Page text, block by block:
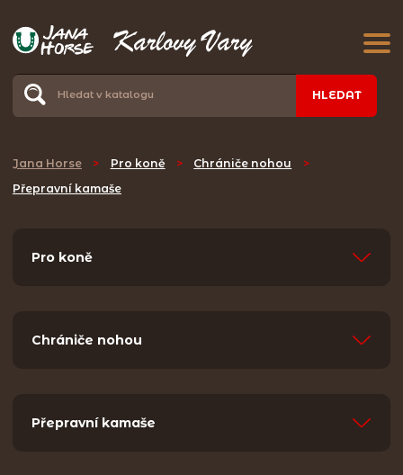
HLEDAT
Jana Horse > Pro koně > Chrániče nohou
>
Přepravní kamaše
Pro koně
Chrániče nohou
Přepravní kamaše